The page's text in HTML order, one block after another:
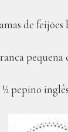
de
pequena
½ pepino